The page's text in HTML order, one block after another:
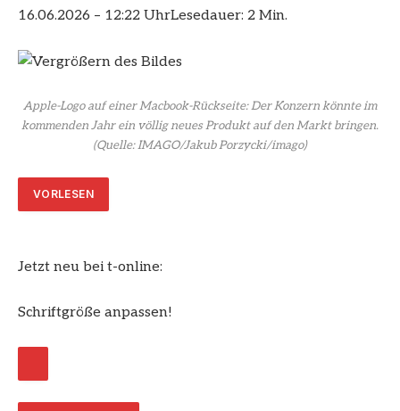
16.06.2026 – 12:22 UhrLesedauer: 2 Min.
Apple-Logo auf einer Macbook-Rückseite: Der Konzern könnte im
kommenden Jahr ein völlig neues Produkt auf den Markt bringen.
(Quelle: IMAGO/Jakub Porzycki/imago)
VORLESEN
Jetzt neu bei t-online:
Schriftgröße anpassen!